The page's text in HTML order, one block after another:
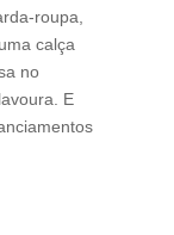
roupa,
calça
no
E